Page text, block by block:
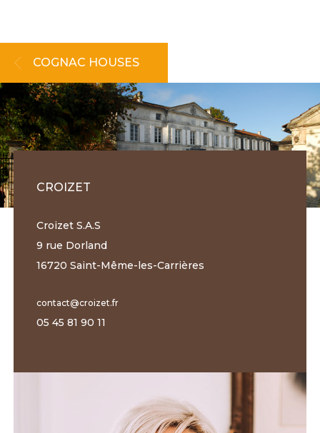
COGNAC HOUSES
CROIZET
Croizet S.A.S
9 rue Dorland
16720 Saint-Même-les-Carrières
contact@croizet.fr
05 45 81 90 11